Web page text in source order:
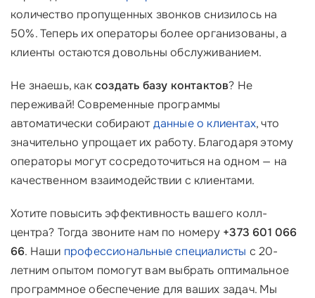
количество пропущенных звонков снизилось на
50%. Теперь их операторы более организованы, а
клиенты остаются довольны обслуживанием.
Не знаешь, каксоздать базу контактов? Не
переживай! Современные программы
автоматически собираютданные о клиентах, что
значительно упрощает их работу. Благодаря этому
операторы могут сосредоточиться на одном — на
качественном взаимодействии с клиентами.
Хотите повысить эффективность вашего колл-
центра? Тогда звоните нам по номеру +373 601 066
66. Наши профессиональные специалисты с 20-
летним опытом помогут вам выбрать оптимальное
программное обеспечение для ваших задач. Мы